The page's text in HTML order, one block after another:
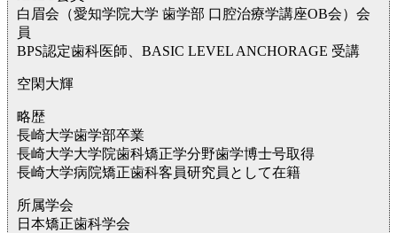
白眉会（愛知学院大学 歯学部 口腔治療学講座OB会）会
員
BPS認定歯科医師、BASIC LEVEL ANCHORAGE 受講
空閑大輝
略歴
長崎大学歯学部卒業
長崎大学大学院歯科矯正学分野歯学博士号取得
長崎大学病院矯正歯科客員研究員として在籍
所属学会
日本矯正歯科学会